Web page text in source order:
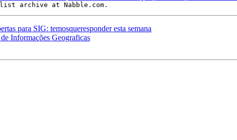
para SIG: temosqueresponder esta semana
Informações Geograficas